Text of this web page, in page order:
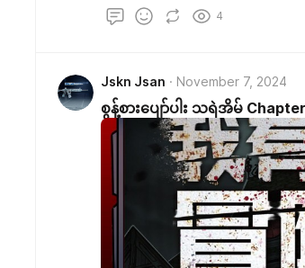
4
Jskn Jsan November 7, 2024
စွန့်စားပျော်ပါး သရဲအိမ်